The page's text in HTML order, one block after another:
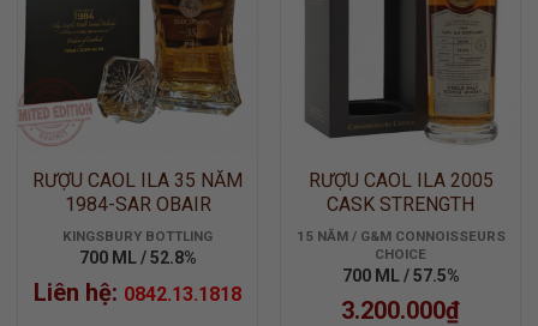
RƯỢU CAOL ILA 35 NĂM
1984-SAR OBAIR
KINGSBURY
KINGSBURY BOTTLING
700 ML / 52.8%
Liên hệ: 0842.13.1818
RƯỢU CAOL ILA 2005
CASK STRENGTH
15 NĂM / G&M CONNOISSEURS
CHOICE
700 ML / 57.5%
3.200.000₫